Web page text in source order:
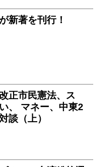
新著を刊行！
正市民憲法、ス
、 マネー、中東2
談（上）